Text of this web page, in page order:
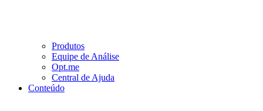
Produtos
Equipe de Análise
Opt.me
Central de Ajuda
Conteúdo